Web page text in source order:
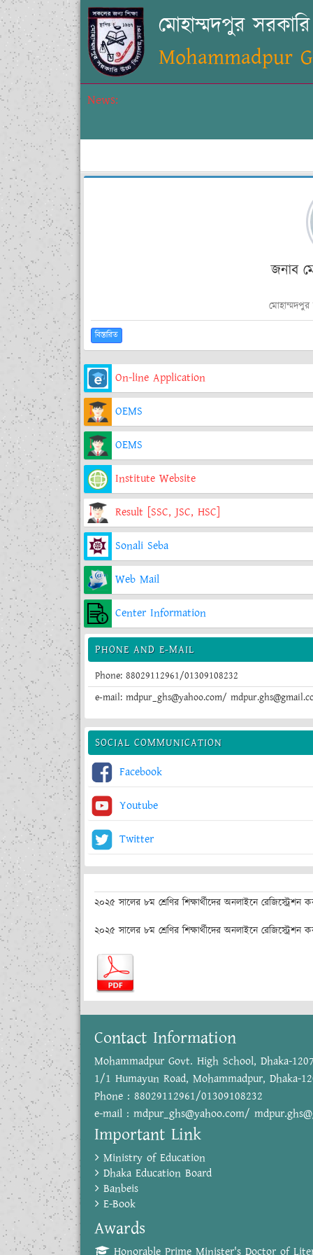
মোহাম্মদপুর
Mohammadpur
News:
জনাব
মোহাম্মদপুর
বিস্তারিত
On-line Application
OEMS
OEMS
Institute Website
Result [SSC, JSC, HSC]
Sonali Seba
Web Mail
Center Information
PHONE AND E-MAIL
Phone: 88029112961/01309108232
e-mail: mdpur_ghs@yahoo.com/
SOCIAL COMMUNICATION
Facebook
Youtube
Twitter
২০২৫ সালের ৮ম শ্রেণির শিক্ষার্থীদের অনলাইনে রেজিস্ট্রেশন
২০২৫ সালের ৮ম শ্রেণির শিক্ষার্থীদের অনলাইনে রেজিস্ট্রেশন
Contact Information
Mohammadpur Govt. High School, Dhaka-
1/1 Humayun Road, Mohammadpur, Dhaka-
Phone : 88029112961/01309108232
e-mail : mdpur_ghs@yahoo.com/
Important Link
Ministry of Education
Dhaka Education Board
Banbeis
E-Book
Awards
Honorable Prime Minister's Doctor of